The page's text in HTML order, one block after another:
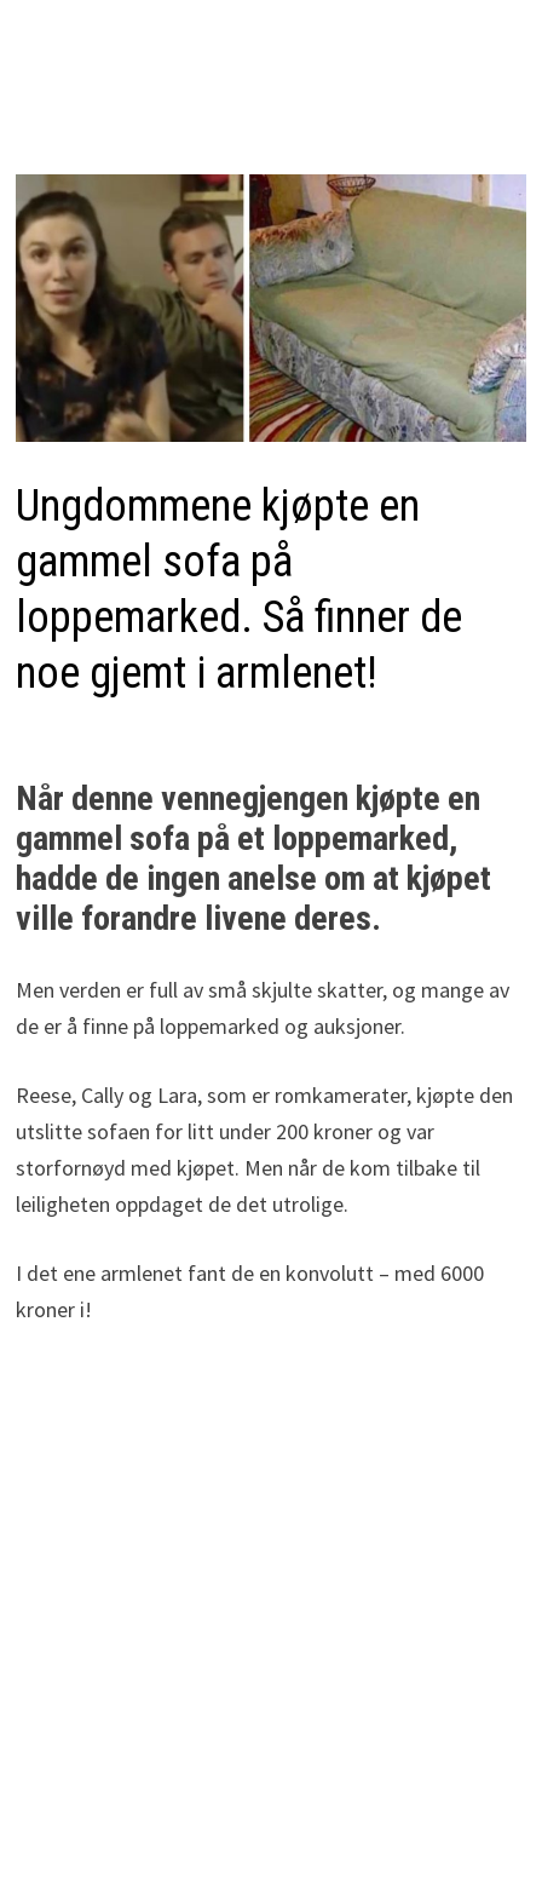
Ungdommene kjøpte en
gammel sofa på
loppemarked. Så finner de
noe gjemt i armlenet!
Når denne vennegjengen kjøpte en
gammel sofa på et loppemarked,
hadde de ingen anelse om at kjøpet
ville forandre livene deres.
Men verden er full av små skjulte skatter, og mange av
de er å finne på loppemarked og auksjoner.
Reese, Cally og Lara, som er romkamerater, kjøpte den
utslitte sofaen for litt under 200 kroner og var
storfornøyd med kjøpet. Men når de kom tilbake til
leiligheten oppdaget de det utrolige.
I det ene armlenet fant de en konvolutt – med 6000
kroner i!